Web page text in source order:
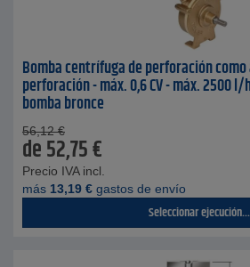
Bomba centrífuga de perforación
perforación - máx. 0,6 CV - máx. 2500
bomba bronce
56,12 €
de52,75€
Precio IVA incl.
más 13,19 € gastos de envío
Seleccionar ejecución...